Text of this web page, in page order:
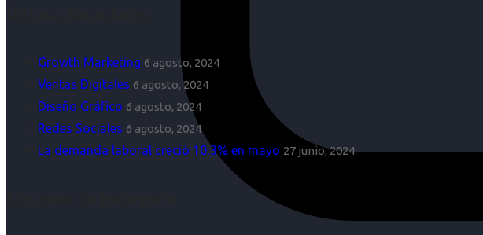
Growth Marketing 6 agosto, 2024
Ventas Digitales 6 agosto, 2024
Diseño Gráfico 6 agosto, 2024
Redes Sociales 6 agosto, 2024
La demanda laboral creció 10,3% en mayo 27 junio, 2024